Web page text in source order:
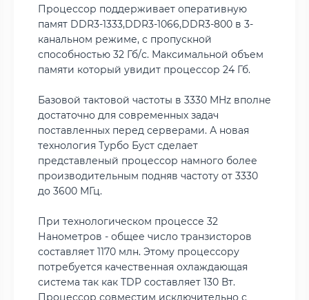
Процессор поддерживает оперативную
памят DDR3-1333,DDR3-1066,DDR3-800 в 3-
канальном режиме, с пропускной
способностью 32 Гб/с. Максимальной объем
памяти который увидит процессор 24 Гб.
Базовой тактовой частоты в 3330 MHz вполне
достаточно для современных задач
поставленных перед серверами. А новая
технология Турбо Буст сделает
представленый процессор намного более
производительным подняв частоту от 3330
до 3600 МГц.
При технологическом процессе 32
Нанометров - общее число транзисторов
составляет 1170 млн. Этому процессору
потребуется качественная охлаждающая
система так как TDP составляет 130 Вт.
Процессор совместим исключительно с